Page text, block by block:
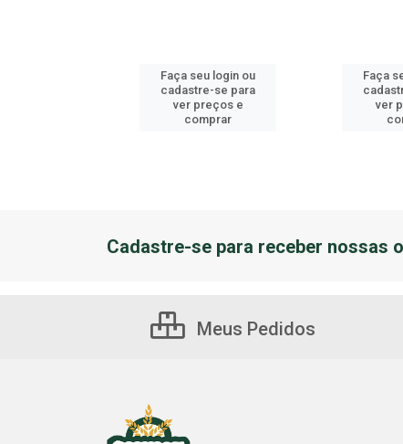
Faça seu login ou
cadastre-se para
ver preços e
comprar
Faça
ver
Cadastre-se para receber nossas
Meus Pedidos